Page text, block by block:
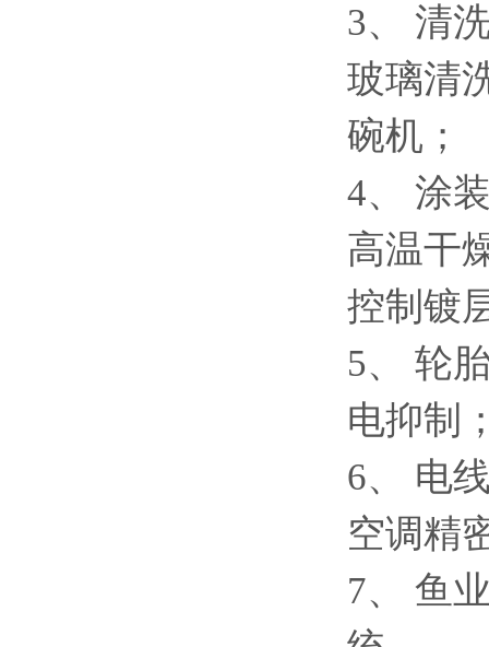
3、 清
玻璃清
碗机；
4、 涂
高温干
控制镀
5、 轮
电抑制
6、 电
空调精
7、 鱼